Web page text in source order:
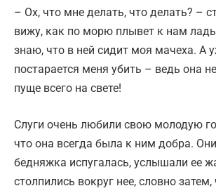
– Ох, что мне делать, что делать? –
вижу, как по морю плывет к нам
знаю, что в ней сидит моя мачеха. А
постарается меня убить – ведь она
пуще всего на свете!
Слуги очень любили свою молодую
что она всегда была к ним добра.
бедняжка испугалась, услышали ее
столпились вокруг нее, словно